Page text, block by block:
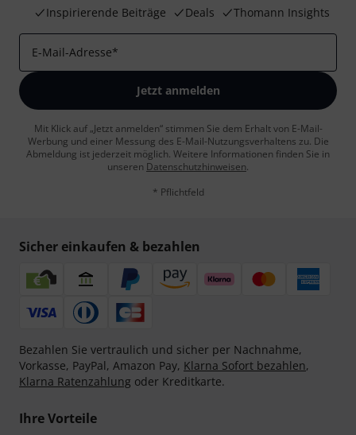
Inspirierende Beiträge
Deals Thomann Insights
E-Mail-Adresse*
Jetzt anmelden
Mit Klick auf „Jetzt anmelden“ stimmen Sie dem Erhalt von E-Mail-
Werbung und einer Messung des E-Mail-Nutzungsverhaltens zu. Die
Abmeldung ist jederzeit möglich. Weitere Informationen finden Sie in
unseren Datenschutzhinweisen.
* Pflichtfeld
Sicher einkaufen & bezahlen
Bezahlen Sie vertraulich und sicher per Nachnahme,
Vorkasse, PayPal, Amazon Pay, Klarna Sofort bezahlen,
Klarna Ratenzahlung oder Kreditkarte.
Ihre Vorteile